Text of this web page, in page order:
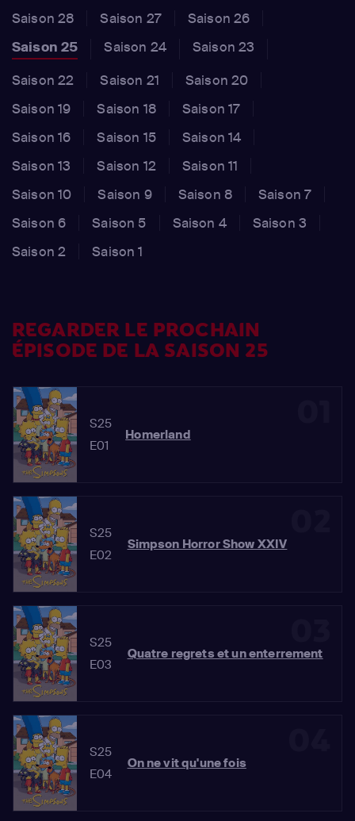
Saison 28
Saison 27
Saison 26
Saison 25
Saison 24
Saison 23
Saison 22
Saison 21
Saison 20
Saison 19
Saison 18
Saison 17
Saison 16
Saison 15
Saison 14
Saison 13
Saison 12
Saison 11
Saison 10
Saison 9 Saison 8
Saison 7
Saison 6
Saison 5 Saison 4
Saison 3
Saison 2
Saison 1
REGARDER LE PROCHAIN
ÉPISODE DE LA SAISON 25
S25
E01
Homerland
S25
E02
Simpson Horror Show XXIV
S25
E03
Quatre regrets et un enterrement
S25
E04
On ne vit qu'une fois